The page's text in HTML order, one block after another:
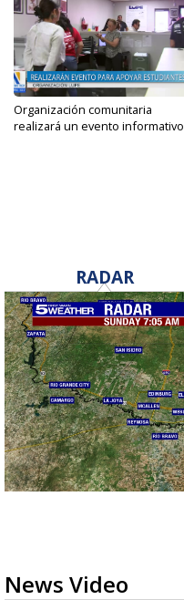
Organización comunitaria
realizará un evento informativo
RADAR
News Video